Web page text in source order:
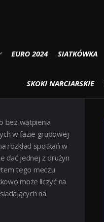
EURO 2024 SIATKÓWKA
SKOKI NARCIARSKIE
W
bez wątpienia
w fazie grupowej
rozkład spotkań w
dać jednej z drużyn
tego meczu
może liczyć na
na